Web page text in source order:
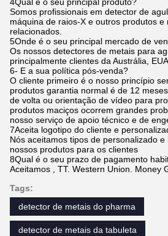
Somos profissionais em detector de
máquina de raios-X e outros produtos e
relacionados.
5Onde é o seu principal mercado de
Os nossos detectores de metais para
principalmente clientes da Austrália,
6- E a sua política pós-venda?
O cliente primeiro é o nosso princípio
produtos garantia normal é de 12
de volta ou orientação de vídeo para
produtos maciços ocorrem grandes
nosso serviço de apoio técnico e de
7Aceita logotipo do cliente e
Nós aceitamos tipos de personalizado
nossos produtos para os clientes
8Qual é o seu prazo de pagamento
Aceitamos , TT. Western Union. Money
Tags:
detector de metais do pharma
detector de metais da tabuleta